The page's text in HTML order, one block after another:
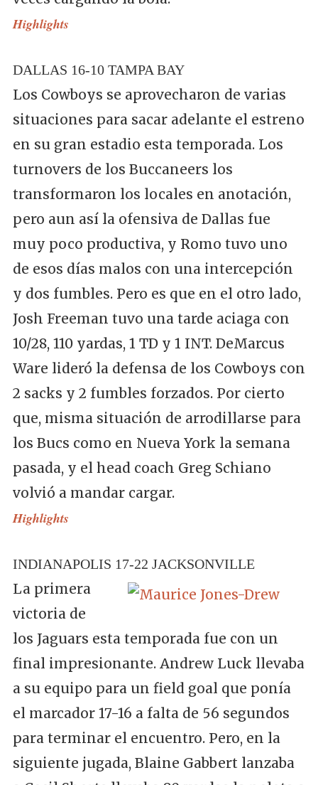
Highlights
DALLAS 16-10 TAMPA BAY
Los Cowboys se aprovecharon de varias
situaciones para sacar adelante el estreno
en su gran estadio esta temporada. Los
turnovers de los Buccaneers los
transformaron los locales en anotación,
pero aun así la ofensiva de Dallas fue
muy poco productiva, y Romo tuvo uno
de esos días malos con una intercepción
y dos fumbles. Pero es que en el otro lado,
Josh Freeman tuvo una tarde aciaga con
10/28, 110 yardas, 1 TD y 1 INT. DeMarcus
Ware lideró la defensa de los Cowboys con
2 sacks y 2 fumbles forzados. Por cierto
que, misma situación de arrodillarse para
los Bucs como en Nueva York la semana
pasada, y el head coach Greg Schiano
volvió a mandar cargar.
Highlights
INDIANAPOLIS 17-22 JACKSONVILLE
La primera
victoria de
los Jaguars esta temporada fue con un
final impresionante. Andrew Luck llevaba
a su equipo para un field goal que ponía
el marcador 17-16 a falta de 56 segundos
para terminar el encuentro. Pero, en la
siguiente jugada, Blaine Gabbert lanzaba